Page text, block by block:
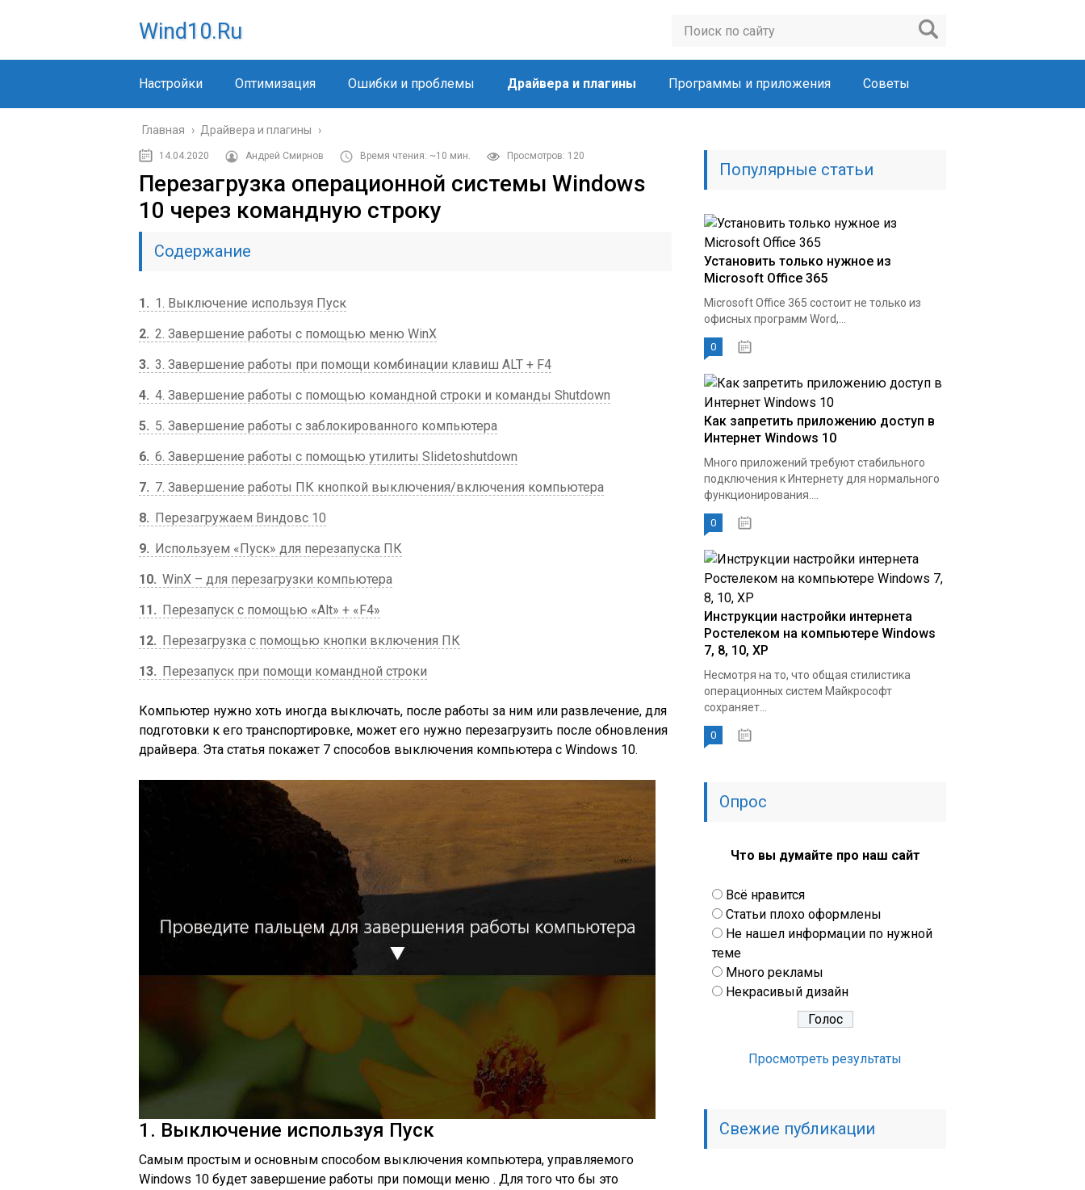
Wind10.ru
Настройки Оптимизация Ошибки и проблемы Драйвера и плагины Программы и приложения Советы
Главная › Драйвера и плагины ›
14.04.2020 Андрей Смирнов Время чтения: ~10 мин. Просмотров: 120
Перезагрузка операционной системы Windows
10 через командную строку
Содержание
1
1. Выключение используя Пуск
2 2. Завершение работы с помощью меню WinX
3 3. Завершение работы при помощи комбинации клавиш ALT + F4
4 4. Завершение работы с помощью командной строки и команды Shutdown
5
5. Завершение работы с заблокированного компьютера
6 6. Завершение работы с помощью утилиты Slidetoshutdown
7
7. Завершение работы ПК кнопкой выключения/включения компьютера
8
Перезагружаем Виндовс 10
9
Используем «Пуск» для перезапуска ПК
10 WinX – для перезагрузки компьютера
11
Перезапуск с помощью «Аlt» + «F4»
12
Перезагрузка с помощью кнопки включения ПК
13
Перезапуск при помощи командной строки
Компьютер нужно хоть иногда выключать, после работы за ним или развлечение, для
подготовки к его транспортировке, может его нужно перезагрузить после обновления
драйвера. Эта статья покажет 7 способов выключения компьютера с Windows 10.
1. Выключение используя Пуск
Самым простым и основным способом выключения компьютера, управляемого
Windows 10 будет завершение работы при помощи меню . Для того что бы это
Популярные статьи
Установить только нужное из
Microsoft Office 365
Microsoft Office 365 состоит не только из
офисных программ Word,...
0
Как запретить приложению доступ в
Интернет Windows 10
Много приложений требуют стабильного
подключения к Интернету для нормального
функционирования....
0
Инструкции настройки интернета
Ростелеком на компьютере Windows
7, 8, 10, XP
Несмотря на то, что общая стилистика
операционных систем Майкрософт
сохраняет...
0
Опрос
Что вы думайте про наш сайт
Всё нравится
Статьи плохо оформлены
Не нашел информации по нужной
теме
Много рекламы
Некрасивый дизайн
Просмотреть результаты
Свежие публикации